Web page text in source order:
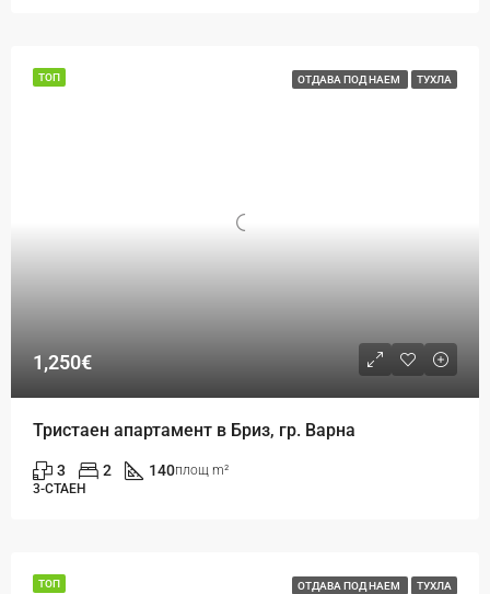
ТОП ОТДАВА ПОД НАЕМ ТУХЛА
1,250€
Тристаен апартамент в Бриз, гр. Варна
3 2 140площ m²
3-СТАЕН
ТОП ОТДАВА ПОД НАЕМ ТУХЛА